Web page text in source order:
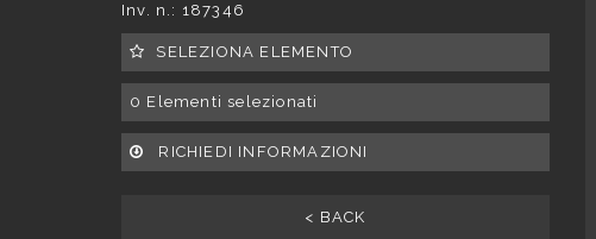
Inv. n.: 187346
SELEZIONA ELEMENTO
0 Elementi selezionati
RICHIEDI INFORMAZIONI
< BACK